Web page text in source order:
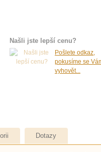
Našli jste lepší cenu?
Pošlete odkaz,
pokusíme se
vyhovět...
Dotazy